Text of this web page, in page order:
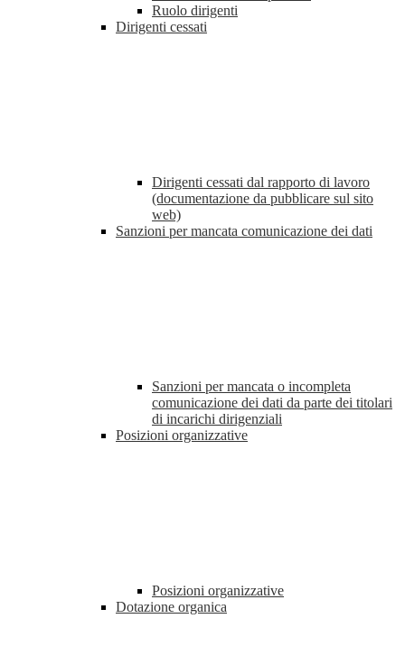
Ruolo dirigenti
Dirigenti cessati
Dirigenti cessati dal rapporto di lavoro
(documentazione da pubblicare sul sito
web)
Sanzioni per mancata comunicazione dei dati
Sanzioni per mancata o incompleta
comunicazione dei dati da parte dei titolari
di incarichi dirigenziali
Posizioni organizzative
Posizioni organizzative
Dotazione organica